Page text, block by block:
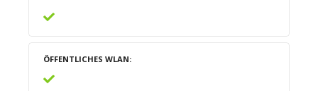
ÖFFENTLICHES WLAN